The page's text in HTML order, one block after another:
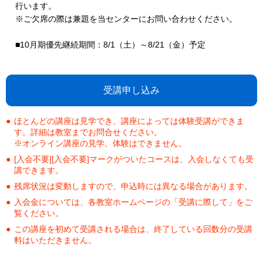
行います。
※ご欠席の際は兼題を当センターにお問い合わせください。
■10月期優先継続期間：8/1（土）～8/21（金）予定
受講申し込み
ほとんどの講座は見学でき、講座によっては体験受講ができま
す。詳細は教室までお問合せください。
※オンライン講座の見学、体験はできません。
[入会不要][入会不要]マークがついたコースは、入会しなくても受
講できます。
残席状況は変動しますので、申込時には異なる場合があります。
入会金については、各教室ホームページの「受講に際して」をご
覧ください。
この講座を初めて受講される場合は、終了している回数分の受講
料はいただきません。